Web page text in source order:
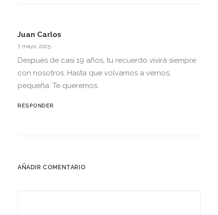
Juan Carlos
7 mayo, 2025
Después de casi 19 años, tu recuerdo vivirá siempre
con nosotros. Hasta que volvamos a vernos,
pequeña. Te queremos.
RESPONDER
AÑADIR COMENTARIO